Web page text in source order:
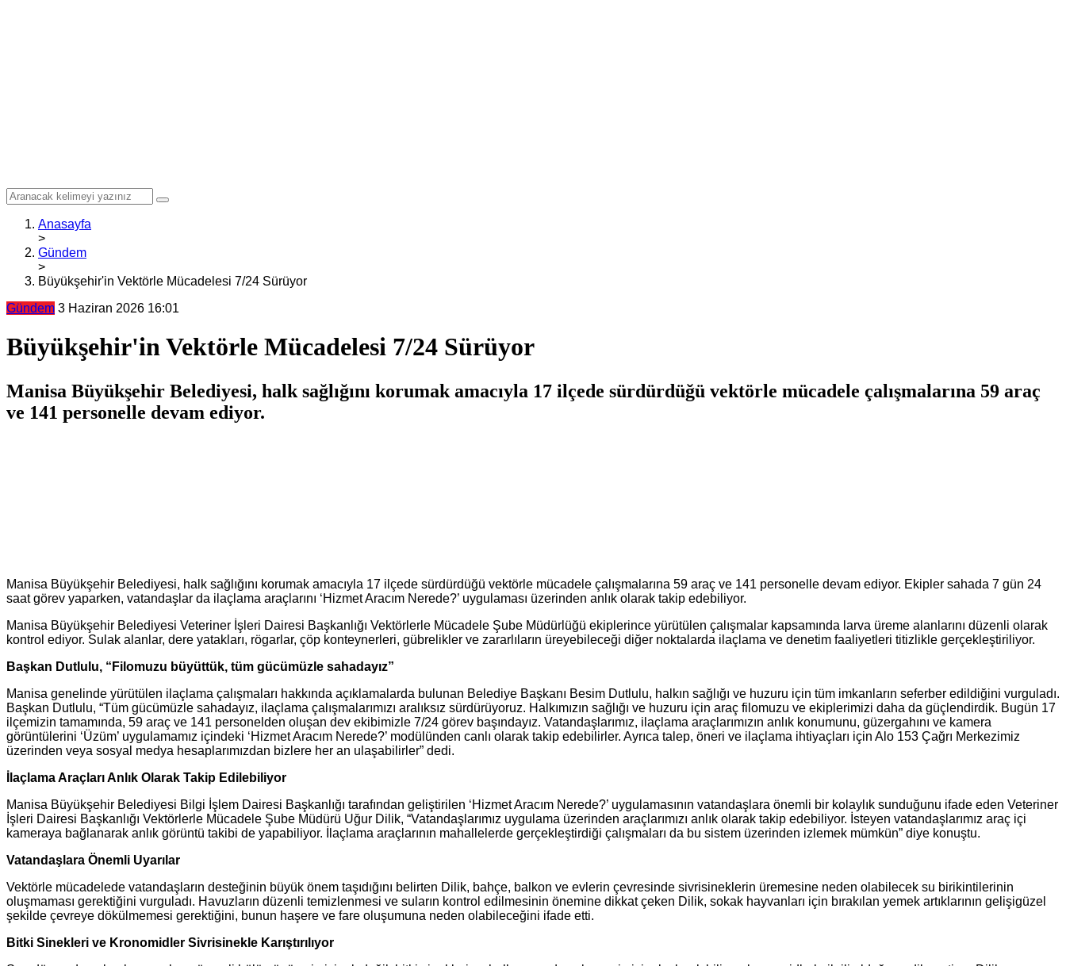
Anasayfa
>
Gündem
>
Büyükşehir'in Vektörle Mücadelesi 7/24 Sürüyor
Gündem 3 Haziran 2026 16:01
Büyükşehir'in Vektörle Mücadelesi 7/24 Sürüyor
Manisa Büyükşehir Belediyesi, halk sağlığını korumak amacıyla 17 ilçede sürdürdüğü vektörle mücadele çalışmalarına 59 araç
ve 141 personelle devam ediyor.
Manisa Büyükşehir Belediyesi, halk sağlığını korumak amacıyla 17 ilçede sürdürdüğü vektörle mücadele çalışmalarına 59 araç ve 141 personelle devam ediyor. Ekipler sahada 7 gün 24
saat görev yaparken, vatandaşlar da ilaçlama araçlarını ‘Hizmet Aracım Nerede?’ uygulaması üzerinden anlık olarak takip edebiliyor.
Manisa Büyükşehir Belediyesi Veteriner İşleri Dairesi Başkanlığı Vektörlerle Mücadele Şube Müdürlüğü ekiplerince yürütülen çalışmalar kapsamında larva üreme alanlarını düzenli olarak
kontrol ediyor. Sulak alanlar, dere yatakları, rögarlar, çöp konteynerleri, gübrelikler ve zararlıların üreyebileceği diğer noktalarda ilaçlama ve denetim faaliyetleri titizlikle gerçekleştiriliyor.
Başkan Dutlulu, “Filomuzu büyüttük, tüm gücümüzle sahadayız”
Manisa genelinde yürütülen ilaçlama çalışmaları hakkında açıklamalarda bulunan Belediye Başkanı Besim Dutlulu, halkın sağlığı ve huzuru için tüm imkanların seferber edildiğini vurguladı.
Başkan Dutlulu, “Tüm gücümüzle sahadayız, ilaçlama çalışmalarımızı aralıksız sürdürüyoruz. Halkımızın sağlığı ve huzuru için araç filomuzu ve ekiplerimizi daha da güçlendirdik. Bugün 17
ilçemizin tamamında, 59 araç ve 141 personelden oluşan dev ekibimizle 7/24 görev başındayız. Vatandaşlarımız, ilaçlama araçlarımızın anlık konumunu, güzergahını ve kamera
görüntülerini ‘Üzüm’ uygulamamız içindeki ‘Hizmet Aracım Nerede?’ modülünden canlı olarak takip edebilirler. Ayrıca talep, öneri ve ilaçlama ihtiyaçları için Alo 153 Çağrı Merkezimiz
üzerinden veya sosyal medya hesaplarımızdan bizlere her an ulaşabilirler” dedi.
İlaçlama Araçları Anlık Olarak Takip Edilebiliyor
Manisa Büyükşehir Belediyesi Bilgi İşlem Dairesi Başkanlığı tarafından geliştirilen ‘Hizmet Aracım Nerede?’ uygulamasının vatandaşlara önemli bir kolaylık sunduğunu ifade eden Veteriner
İşleri Dairesi Başkanlığı Vektörlerle Mücadele Şube Müdürü Uğur Dilik, “Vatandaşlarımız uygulama üzerinden araçlarımızı anlık olarak takip edebiliyor. İsteyen vatandaşlarımız araç içi
kameraya bağlanarak anlık görüntü takibi de yapabiliyor. İlaçlama araçlarının mahallelerde gerçekleştirdiği çalışmaları da bu sistem üzerinden izlemek mümkün” diye konuştu.
Vatandaşlara Önemli Uyarılar
Vektörle mücadelede vatandaşların desteğinin büyük önem taşıdığını belirten Dilik, bahçe, balkon ve evlerin çevresinde sivrisineklerin üremesine neden olabilecek su birikintilerinin
oluşmaması gerektiğini vurguladı. Havuzların düzenli temizlenmesi ve suların kontrol edilmesinin önemine dikkat çeken Dilik, sokak hayvanları için bırakılan yemek artıklarının gelişigüzel
şekilde çevreye dökülmemesi gerektiğini, bunun haşere ve fare oluşumuna neden olabileceğini ifade etti.
Bitki Sinekleri ve Kronomidler Sivrisinekle Karıştırılıyor